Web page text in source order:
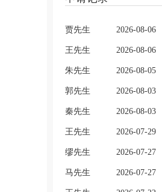
贾先生 2026-08-06
王先生 2026-08-06
朱先生 2026-08-05
郭先生 2026-08-03
秦先生 2026-08-03
王先生 2026-07-29
缪先生 2026-07-27
马先生 2026-07-27